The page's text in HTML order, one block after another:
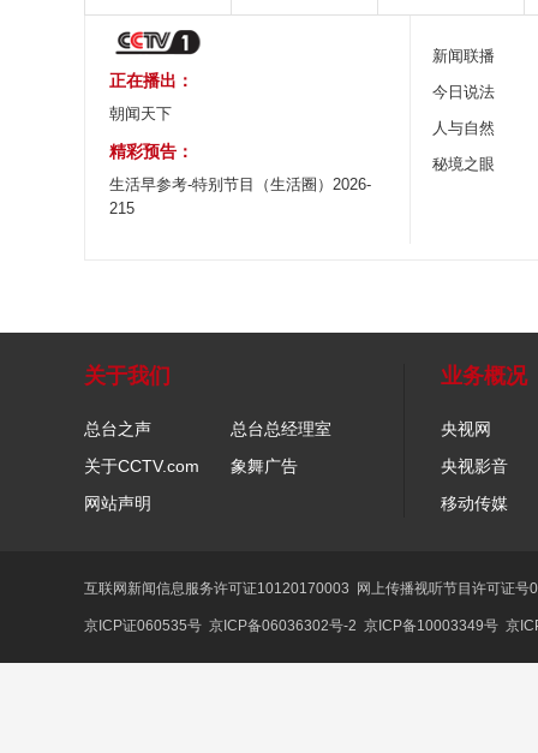
正在播出：
朝闻天下
精彩预告：
生活早参考-特别节目（生活圈）2026-
215
新闻联播
今日说法
人与自然
秘境之眼
关于我们
总台之声
总台总经理室
关于CCTV.com
象舞广告
网站声明
业务概况
央视网
央视影音
移动传媒
互联网新闻信息服务许可证10120170003 网上传播视听节目许可证
京ICP证060535号 京ICP备06036302号-2 京ICP备10003349号 京